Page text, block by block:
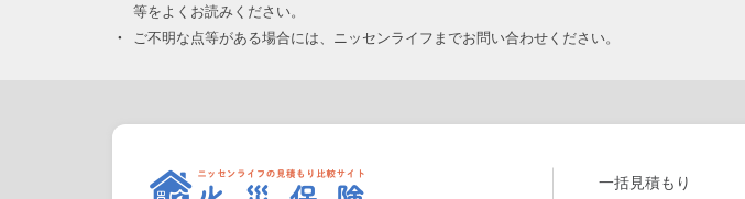
等をよくお読みください。
・
ご不明な点等がある場合には、ニッセンライフまでお問い合わせください。
一括見積もり